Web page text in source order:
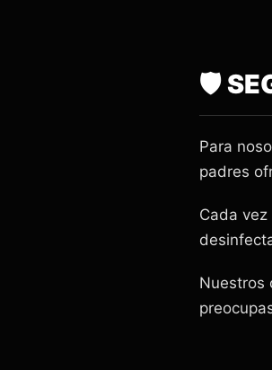
🛡️
Para
padres
Cada
Nuestros